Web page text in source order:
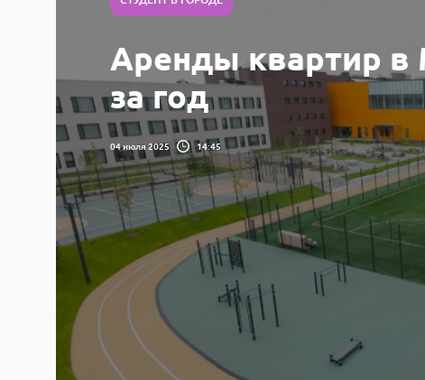
Аренды квартир в
за год
04 июля 2025 14:45